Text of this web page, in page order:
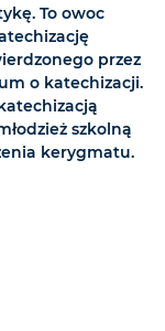
To owoc
przez
o katechizacji.
szkolną
kerygmatu.